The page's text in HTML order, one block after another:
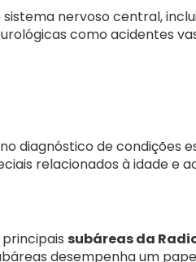
sistema nervoso central,
como acidentes
diagnóstico de condições
relacionados à idade e
subáreas da
desempenha um